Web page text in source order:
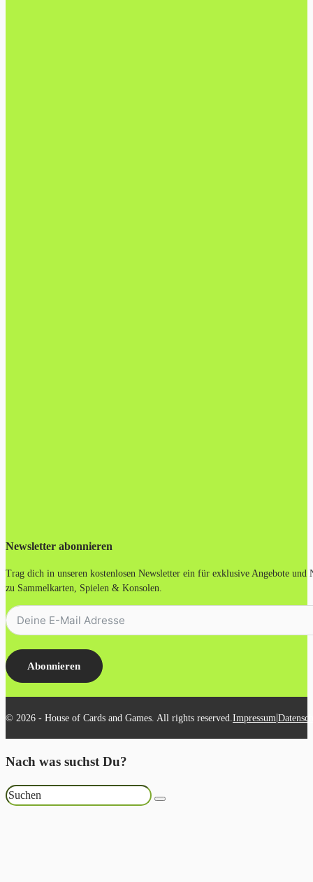
Newsletter abonnieren
Trag dich in unseren kostenlosen Newsletter ein für exklusive Angebote und
zu Sammelkarten, Spielen & Konsolen.
Abonnieren
© 2026 - House of Cards and Games. All rights reserved. Impressum|
Nach was suchst Du?
Suchen